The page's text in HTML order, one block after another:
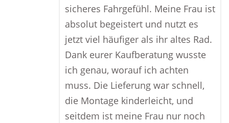
sicheres Fahrgefühl. Meine Frau ist
absolut begeistert und nutzt es
jetzt viel häufiger als ihr altes Rad.
Dank eurer Kaufberatung wusste
ich genau, worauf ich achten
muss. Die Lieferung war schnell,
die Montage kinderleicht, und
seitdem ist meine Frau nur noch